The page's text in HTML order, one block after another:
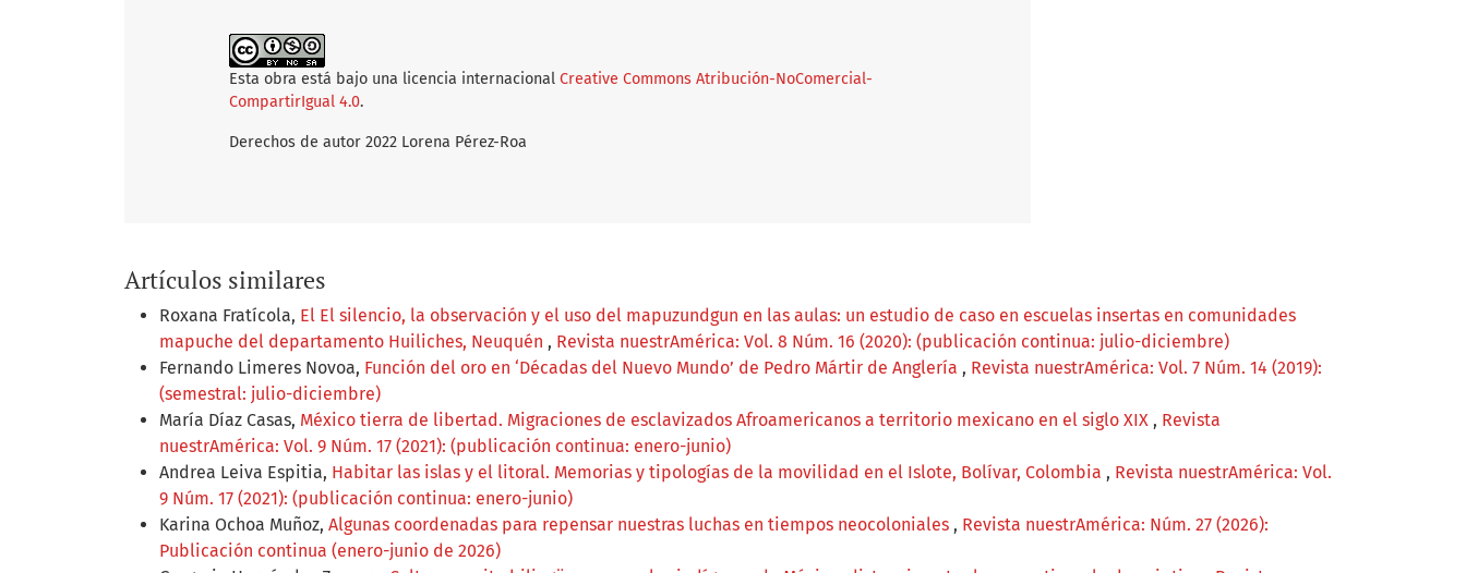
Esta obra está bajo una licencia internacional Creative Commons Atribución-NoComercial-
CompartirIgual 4.0.
Derechos de autor 2022 Lorena Pérez-Roa
Artículos similares
Roxana Fratícola, El El silencio, la observación y el uso del mapuzundgun en las aulas: un estudio de caso en escuelas insertas en comunidades
mapuche del departamento Huiliches, Neuquén , Revista nuestrAmérica: Vol. 8 Núm. 16 (2020): (publicación continua: julio-diciembre)
Fernando Limeres Novoa, Función del oro en ‘Décadas del Nuevo Mundo’ de Pedro Mártir de Anglería , Revista nuestrAmérica: Vol. 7 Núm. 14 (2019):
(semestral: julio-diciembre)
María Díaz Casas, México tierra de libertad. Migraciones de esclavizados Afroamericanos a territorio mexicano en el siglo XIX , Revista
nuestrAmérica: Vol. 9 Núm. 17 (2021): (publicación continua: enero-junio)
Andrea Leiva Espitia, Habitar las islas y el litoral. Memorias y tipologías de la movilidad en el Islote, Bolívar, Colombia , Revista nuestrAmérica: Vol.
9 Núm. 17 (2021): (publicación continua: enero-junio)
Karina Ochoa Muñoz, Algunas coordenadas para repensar nuestras luchas en tiempos neocoloniales , Revista nuestrAmérica: Núm. 27 (2026):
Publicación continua (enero-junio de 2026)